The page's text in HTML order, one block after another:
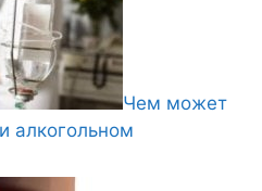
Чем может
алкогольном